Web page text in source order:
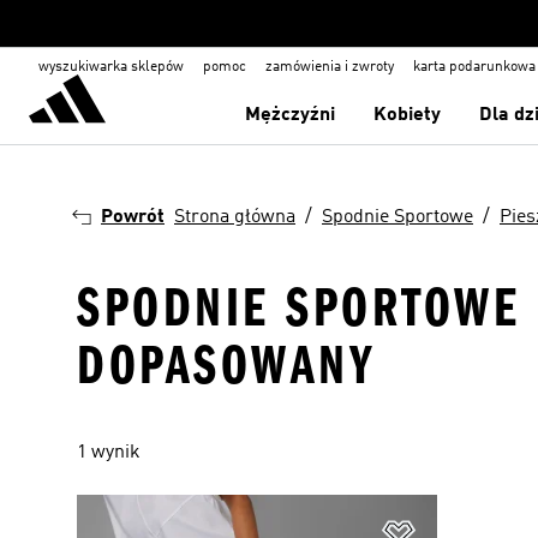
wyszukiwarka sklepów pomoc zamówienia i zwroty karta podarunkowa
Mężczyźni Kobiety Dla
Powrót Strona główna Spodnie Sportowe
SPODNIE
DOPASOWANY
1 wynik